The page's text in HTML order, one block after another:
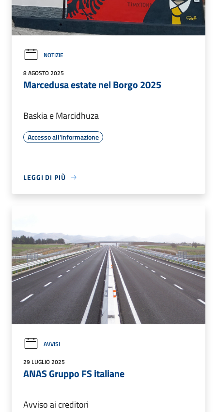
NOTIZIE
8 AGOSTO 2025
Marcedusa estate nel Borgo 2025
Baskia e Marcidhuza
Accesso all'informazione
LEGGI DI PIÙ
AVVISI
29 LUGLIO 2025
ANAS Gruppo FS italiane
Avviso ai creditori